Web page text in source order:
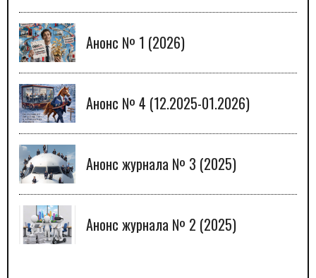
Анонс № 1 (2026)
Анонс № 4 (12.2025-01.2026)
Анонс журнала № 3 (2025)
Анонс журнала № 2 (2025)